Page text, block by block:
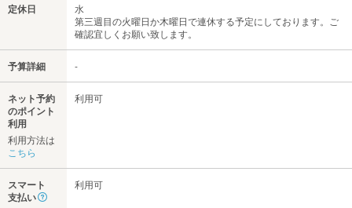
定休日
水
第三週目の火曜日か木曜日で連休する予定にしております。ご
確認宜しくお願い致します。
予算詳細 -
ネット予約
のポイント
利用
利用方法は
こちら
利用可
スマート
支払い
利用可